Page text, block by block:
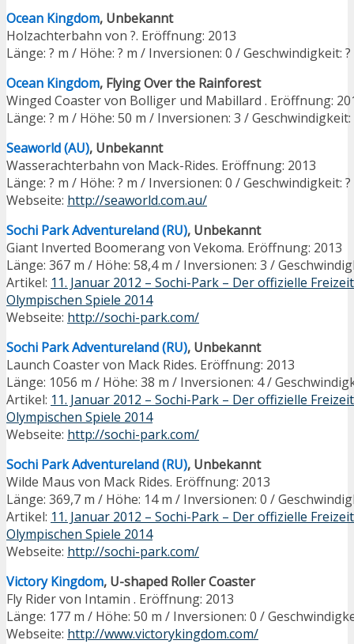
Ocean Kingdom, Unbekannt
Holzachterbahn von ?. Eröffnung: 2013
Länge: ? m / Höhe: ? m / Inversionen: 0 / Geschwindigkeit:
Ocean Kingdom, Flying Over the Rainforest
Winged Coaster von Bolliger und Mabillard . Eröffnung:
Länge: ? m / Höhe: 50 m / Inversionen: 3 /
Seaworld (AU), Unbekannt
Wasserachterbahn von Mack-Rides. Eröffnung: 2013
Länge: ? m / Höhe: ? m / Inversionen: 0 / Geschwindigkeit:
Webseite: http://seaworld.com.au/
Sochi Park Adventureland (RU), Unbekannt
Giant Inverted Boomerang von Vekoma. Eröffnung: 2013
Länge: 367 m / Höhe: 58,4 m / Inversionen: 3 /
Artikel: 11. Januar 2012 – Sochi-Park – Der offizielle
Olympischen Spiele 2014
Webseite: http://sochi-park.com/
Sochi Park Adventureland (RU), Unbekannt
Launch Coaster von Mack Rides. Eröffnung: 2013
Länge: 1056 m / Höhe: 38 m / Inversionen: 4 /
Artikel: 11. Januar 2012 – Sochi-Park – Der offizielle
Olympischen Spiele 2014
Webseite: http://sochi-park.com/
Sochi Park Adventureland (RU), Unbekannt
Wilde Maus von Mack Rides. Eröffnung: 2013
Länge: 369,7 m / Höhe: 14 m / Inversionen: 0 /
Artikel: 11. Januar 2012 – Sochi-Park – Der offizielle
Olympischen Spiele 2014
Webseite: http://sochi-park.com/
Victory Kingdom, U-shaped Roller Coaster
Fly Rider von Intamin . Eröffnung: 2013
Länge: 177 m / Höhe: 50 m / Inversionen: 0 /
Webseite: http://www.victorykingdom.com/